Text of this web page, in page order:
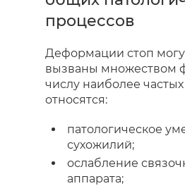
процессов
Деформации стоп
вызваны множеством
числу наиболее
относятся:
патологическое
сухожилий;
ослабление
аппарата;